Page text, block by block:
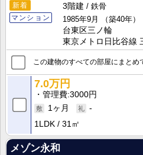
新着
マンション
3階建
鉄骨
1985年9月
（築40年）
台東区三ノ輪
東京メトロ日比谷線
この建物のすべての部屋にまとめ
7.0万円
管理費 3000円
1ヶ月
-
1LDK
31㎡
メゾン永和